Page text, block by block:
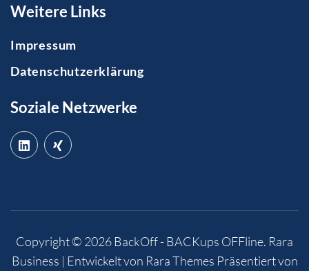
Weitere Links
Impressum
Datenschutzerklärung
Soziale Netzwerke
Copyright © 2026BackOff - BACKups OFFline. Rara
Business | Entwickelt von Rara Themes Präsentiert von